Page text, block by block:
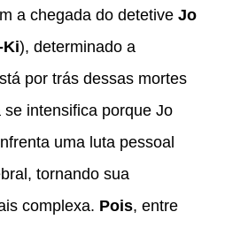
a chegada do detetive Jo
Ki), determinado a
por trás dessas mortes
intensifica porque Jo
uma luta pessoal
tornando sua
complexa. Pois, entre